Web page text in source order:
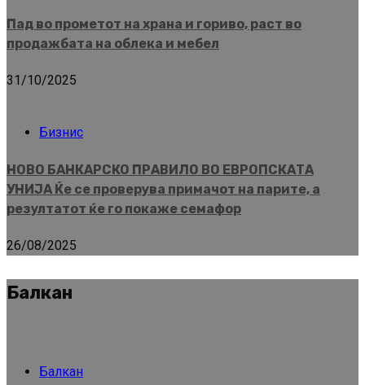
Пад во прометот на храна и гориво, раст во
продажбата на облека и мебел
31/10/2025
Бизнис
НОВО БАНКАРСКО ПРАВИЛО ВО ЕВРОПСКАТА
УНИЈА Ќе се проверува примачот на парите, а
резултатот ќе го покаже семафор
26/08/2025
Балкан
Балкан